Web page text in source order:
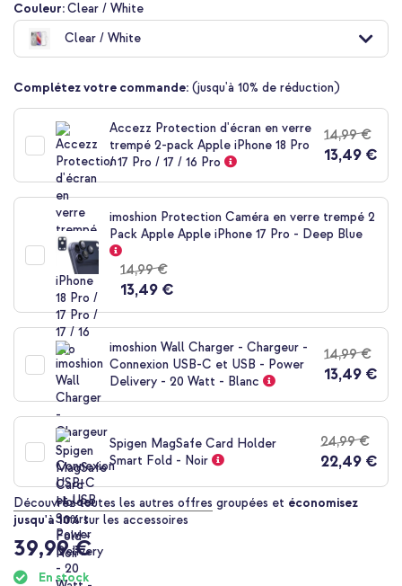
Couleur:Clear / White
Clear / White
Complétez votre commande: (jusqu'à 10% de réduction)
Accezz Protection d'écran en verre
trempé 2-pack Apple iPhone 18 Pro
/ 17 Pro / 17 / 16 Pro
14,99 €
13,49 €
imoshion Protection Caméra en verre trempé 2
Pack Apple Apple iPhone 17 Pro - Deep Blue
14,99 €
13,49 €
imoshion Wall Charger - Chargeur -
Connexion USB-C et USB - Power
Delivery - 20 Watt - Blanc
14,99 €
13,49 €
Spigen MagSafe Card Holder
Smart Fold - Noir
24,99 €
22,49 €
Découvrez toutes les autres offres groupées et économisez
jusqu'à 10%sur les accessoires
39,99 €
En stock
10 % de réduction
54,98 €
Livraison gratuite 53,48 €
Livraison
gratuite
Spigen Coque Ultra Hybrid MagSafe Apple iPhone 17 Pro -
Clear / White + MagSafe Card Holder Smart Fold - Noir
Livraison gratuite
Acheter
Livraison
gratuite
Spigen Coque Ultra Hybrid MagSafe Apple iPhone 17 Pro -
Clear / White + Wireless Charger USB-C - Chargeur MagSafe
sans fil - 1 mètre - Blanc